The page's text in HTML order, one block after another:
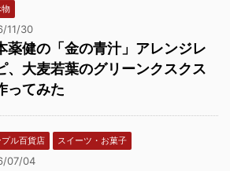
11/30
薬健の「金の青汁」アレンジレ
、大麦若葉のグリーンクスクス
ってみた
ル百貨店 スイーツ・お菓子
07/04